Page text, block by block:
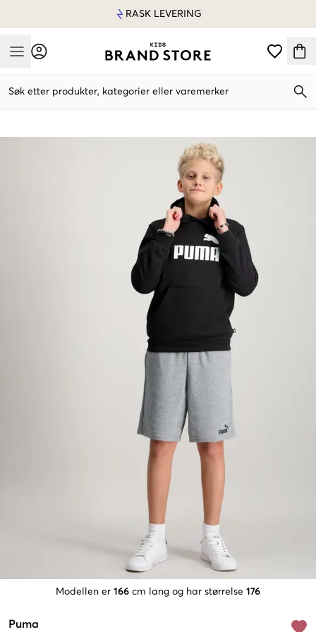
RASK LEVERING
Mobile Menu
Søk etter produkter, kategorier eller varemerker
Modellen er 166 cm lang og har størrelse 176
Puma